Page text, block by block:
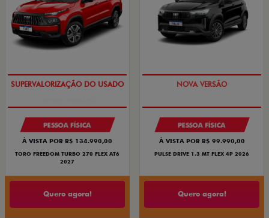
OPORTUNIDADE
PESSOA FÍSICA
À VISTA POR R$ 134.990,00
TORO FREEDOM TURBO 270 FLEX AT6
2027
Quero agora!
PREÇO IMPERDÍVEL
PESSOA FÍSICA
À VISTA POR R$ 99.990,00
PULSE DRIVE 1.3 MT FLEX 4P 2026
Quero agora!